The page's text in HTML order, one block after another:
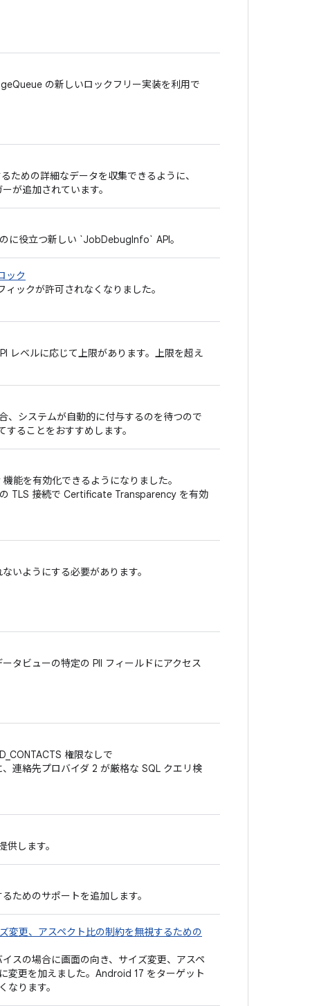
の新しいロックフリー実装を利用で
ための詳細なデータを収集できるように、
が追加されています。
に役立つ新しい `JobDebugInfo` API。
ック
ックが許可されなくなりました。
レベルに応じて上限があります。上限を超え
、システムが自動的に付与するのを待つので
ることをおすすめします。
を有効化できるようになりました。
TLS 接続で Certificate Transparency を有効
いようにする必要があります。
タビューの特定の PII フィールドにアクセス
権限なしで
連絡先プロバイダ 2 が厳格な SQL クエリ検
します。
ためのサポートを追加します。
更、アスペクト比の制約を無視するための
スの場合に画面の向き、サイズ変更、アスペ
変更を加えました。Android 17 をターゲット
ります。